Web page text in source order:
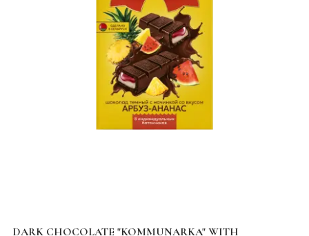
DARK CHOCOLATE "KOMMUNARKA" WITH